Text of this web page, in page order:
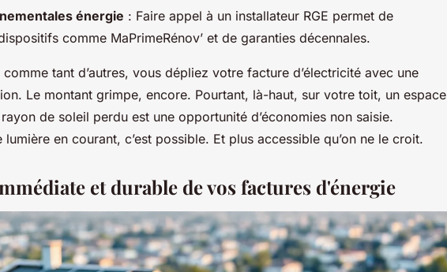
énergie : Faire appel à un installateur RGE permet de
comme MaPrimeRénov’ et de garanties décennales.
tant d’autres, vous dépliez votre facture d’électricité avec une
Le montant grimpe, encore. Pourtant, là-haut, sur votre toit, un espace
de soleil perdu est une opportunité d’économies non saisie.
en courant, c’est possible. Et plus accessible qu’on ne le croit.
et durable de vos factures d'énergie